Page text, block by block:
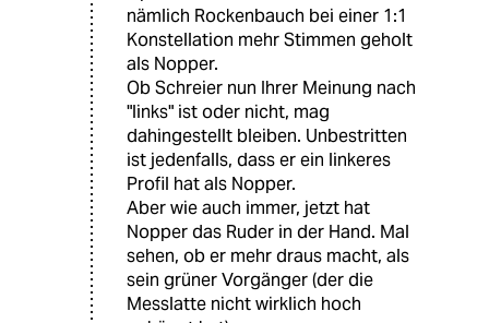
nämlich Rockenbauch bei einer 1:1
Konstellation mehr Stimmen geholt
als Nopper.
Ob Schreier nun Ihrer Meinung nach
"links" ist oder nicht, mag
dahingestellt bleiben. Unbestritten
ist jedenfalls, dass er ein linkeres
Profil hat als Nopper.
Aber wie auch immer, jetzt hat
Nopper das Ruder in der Hand. Mal
sehen, ob er mehr draus macht, als
sein grüner Vorgänger (der die
Messlatte nicht wirklich hoch